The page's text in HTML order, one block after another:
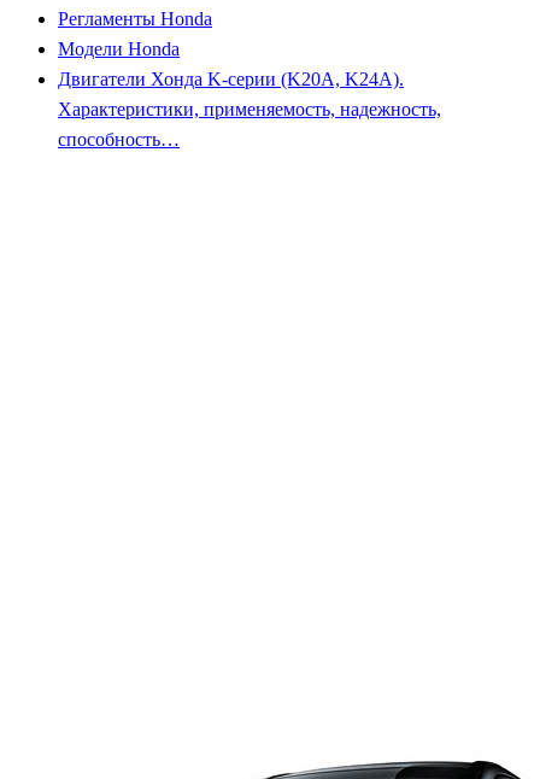
Регламенты Honda
Модели Honda
Двигатели Хонда K-серии (K20A, K24A).
Характеристики, применяемость, надежность,
способность…